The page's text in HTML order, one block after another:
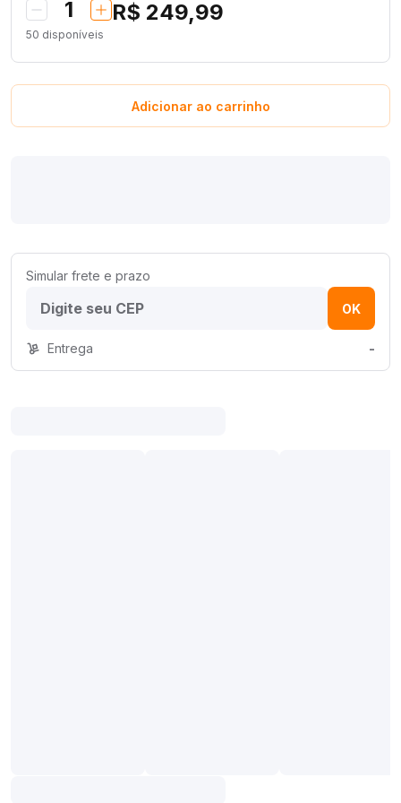
1
50 disponíveis
R$ 249,99
Adicionar ao carrinho
Simular frete e prazo
OK
Entrega -